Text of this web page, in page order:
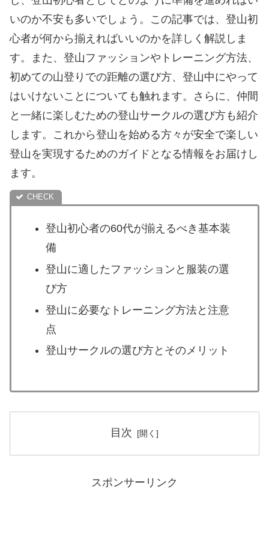
いのか不安も多いでしょう。この記事では、登山初
心者が何から揃えればいいのかを詳しく解説しま
す。また、登山ファッションやトレーニング方法、
初めての山登りでの距離の選び方、登山中にやって
はいけないことについても触れます。さらに、仲間
と一緒に楽しむための登山サークルの選び方も紹介
します。これから登山を始める方々が安全で楽しい
登山を実現するためのガイドとなる情報をお届けし
ます。
登山初心者の60代が揃えるべき基本装
備
登山に適したファッションと服装の選
び方
登山に必要なトレーニング方法と注意
点
登山サークルの選び方とそのメリット
目次
スポンサーリンク